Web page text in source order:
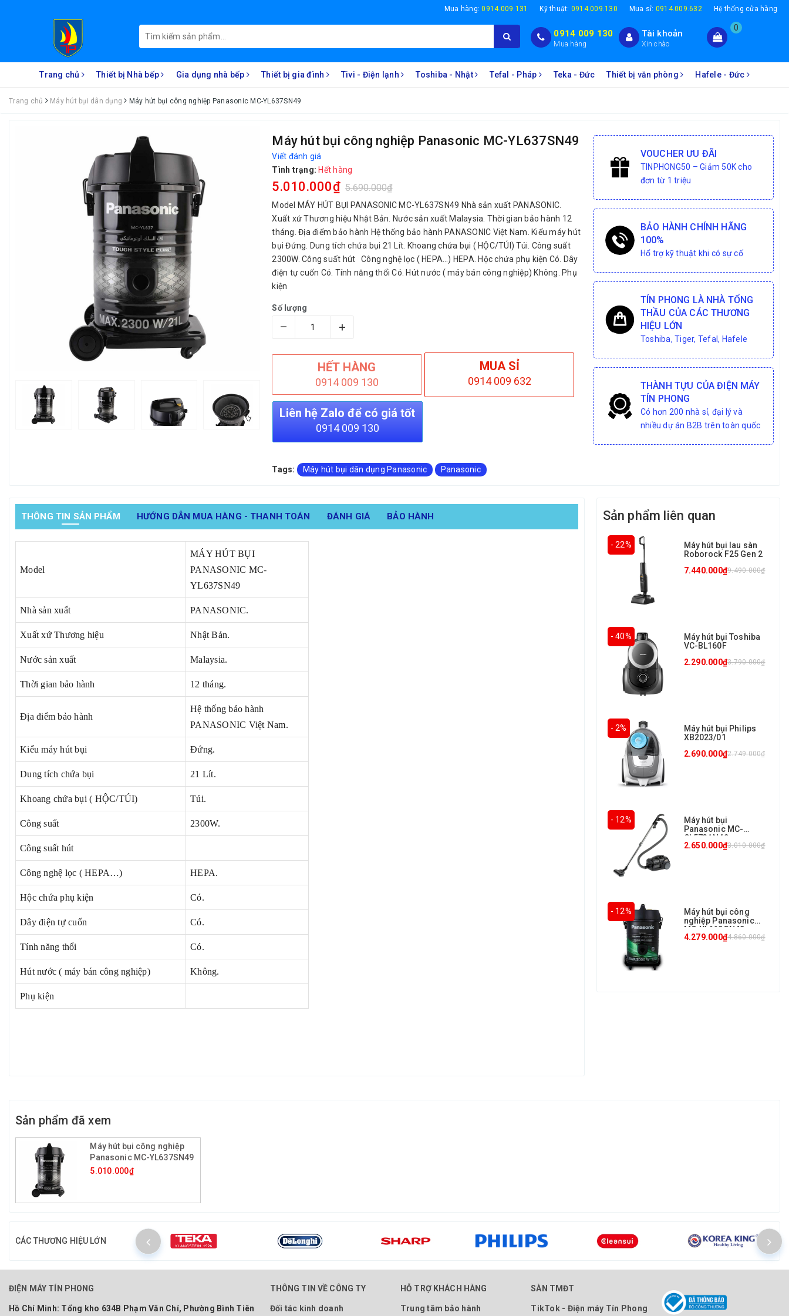
Mua hàng:0914.009.131 Kỹ thuật: 0914.009.130 Mua sỉ: 0914.009.632 Hệ thống cửa hàng
0914 009 130
Mua hàng
Tài khoản
Xin chào
0
Trang chủ Thiết bị Nhà bếp Gia dụng nhà bếp Thiết bị gia đình Tivi - Điện lạnh Toshiba - Nhật Tefal - Pháp Teka - Đức Thiết bị văn phòng Hafele - Đức
Trang chủ Máy hút bụi dân dụng Máy hút bụi công nghiệp Panasonic MC-YL637SN49
Máy hút bụi công nghiệp Panasonic MC-YL637SN49
Viết đánh giá
Tình trạng: Hết hàng
5.010.000₫ 5.690.000₫
Model MÁY HÚT BỤI PANASONIC MC-YL637SN49 Nhà sản xuất PANASONIC.
Xuất xứ Thương hiệu Nhật Bản. Nước sản xuất Malaysia. Thời gian bảo hành 12
tháng. Địa điểm bảo hành Hệ thống bảo hành PANASONIC Việt Nam. Kiểu máy hút
bụi Đứng. Dung tích chứa bụi 21 Lít. Khoang chứa bụi ( HỘC/TÚI) Túi. Công suất
2300W. Công suất hút Công nghệ lọc ( HEPA…) HEPA. Hộc chứa phụ kiện Có. Dây
điện tự cuốn Có. Tính năng thổi Có. Hút nước ( máy bán công nghiệp) Không. Phụ
kiện
Số lượng
– +
HẾT HÀNG
0914 009 130
MUA SỈ
0914 009 632
Liên hệ Zalo để có giá tốt
0914 009 130
Tags: Máy hút bụi dân dụng Panasonic Panasonic
VOUCHER ƯU ĐÃI
TINPHONG50 – Giảm 50K cho
đơn từ 1 triệu
BẢO HÀNH CHÍNH HÃNG
100%
Hổ trợ kỹ thuật khi có sự cố
TÍN PHONG LÀ NHÀ TỔNG
THẦU CỦA CÁC THƯƠNG
HIỆU LỚN
Toshiba, Tiger, Tefal, Hafele
THÀNH TỰU CỦA ĐIỆN MÁY
TÍN PHONG
Có hơn 200 nhà sỉ, đại lý và
nhiều dự án B2B trên toàn quốc
THÔNG TIN SẢN PHẨM HƯỚNG DẪN MUA HÀNG - THANH TOÁN ĐÁNH GIÁ BẢO HÀNH
Model
MÁY HÚT BỤI
PANASONIC MC-
YL637SN49
Nhà sản xuất PANASONIC.
Xuất xứ Thương hiệu Nhật Bản.
Nước sản xuất Malaysia.
Thời gian bảo hành 12 tháng.
Địa điểm bảo hành
Hệ thống bảo hành
PANASONIC Việt Nam.
Kiểu máy hút bụi Đứng.
Dung tích chứa bụi 21 Lít.
Khoang chứa bụi ( HỘC/TÚI) Túi.
Công suất 2300W.
Công suất hút
Công nghệ lọc ( HEPA…) HEPA.
Hộc chứa phụ kiện Có.
Dây điện tự cuốn Có.
Tính năng thổi Có.
Hút nước ( máy bán công nghiệp) Không.
Phụ kiện
Sản phẩm liên quan
- 22%
Máy hút bụi lau sàn
Roborock F25 Gen 2
9.490.000₫
7.440.000₫
- 40%
Máy hút bụi Toshiba
VC-BL160F
3.790.000₫
2.290.000₫
- 2%
Máy hút bụi Philips
XB2023/01
2.749.000₫
2.690.000₫
- 12%
Máy hút bụi
Panasonic MC-
CL573AN49
3.010.000₫
2.650.000₫
- 12%
Máy hút bụi công
nghiệp Panasonic
MC-YL669GN49
4.860.000₫
4.279.000₫
Sản phẩm đã xem
Máy hút bụi công nghiệp
Panasonic MC-YL637SN49
5.010.000₫
CÁC THƯƠNG HIỆU LỚN
ĐIỆN MÁY TÍN PHONG
Hồ Chí Minh: Tổng kho 634B Phạm Văn Chí, Phường Bình Tiên
THÔNG TIN VỀ CÔNG TY
Đối tác kinh doanh
HỖ TRỢ KHÁCH HÀNG
Trung tâm bảo hành
SÀN TMĐT
TikTok - Điện máy Tín Phong